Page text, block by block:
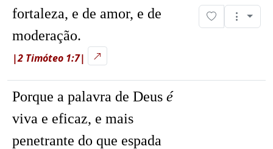
fortaleza, e de amor, e de
moderação.
|2 Timóteo 1:7|
Porque a palavra de Deus é
viva e eficaz, e mais
penetrante do que espada